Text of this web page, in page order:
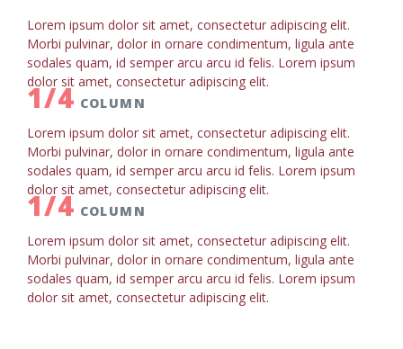
Lorem ipsum dolor sit amet, consectetur adipiscing elit.
Morbi pulvinar, dolor in ornare condimentum, ligula ante
sodales quam, id semper arcu arcu id felis. Lorem ipsum
dolor sit amet, consectetur adipiscing elit.
1/4 COLUMN
Lorem ipsum dolor sit amet, consectetur adipiscing elit.
Morbi pulvinar, dolor in ornare condimentum, ligula ante
sodales quam, id semper arcu arcu id felis. Lorem ipsum
dolor sit amet, consectetur adipiscing elit.
1/4 COLUMN
Lorem ipsum dolor sit amet, consectetur adipiscing elit.
Morbi pulvinar, dolor in ornare condimentum, ligula ante
sodales quam, id semper arcu arcu id felis. Lorem ipsum
dolor sit amet, consectetur adipiscing elit.